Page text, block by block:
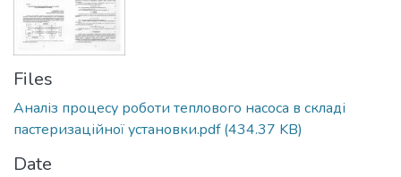
Files
Аналіз процесу роботи теплового насоса в складі
пастеризаційної установки.pdf(434.37 KB)
Date